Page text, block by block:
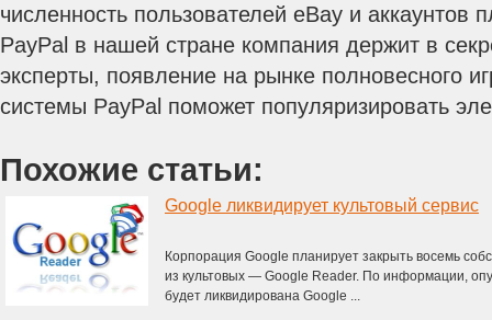
численность пользователей eBay и аккаунтов
PayPal в нашей стране компания держит в
эксперты, появление на рынке полновесного
системы PayPal поможет популяризировать
Похожие статьи:
Google ликвидирует культовый сервис
Корпорация Google планирует закрыть восемь
из культовых — Google Reader. По информации,
будет ликвидирована Google ...